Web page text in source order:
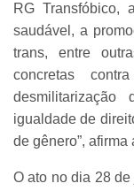
RG Transfóbico,
saudável, a
trans, entre
concretas
igualdade de
de gênero”, afirma
O ato no dia 28